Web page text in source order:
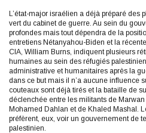
L’état-major israélien a déjà préparé des
vert du cabinet de guerre. Au sein du
profondes mais tout dépendra de la
entretiens Nétanyahou-Biden et la
CIA, William Burns, indiquent plusieurs
humaines au sein des réfugiés
administrative et humanitaires après la
dans ce but mais il n’a aucune influence
couteaux sont déjà tirés et la bataille de
déclenchée entre les militants de
Mohamed Dahlan et de Khaled Mashal.
préfèrent, eux, voir un gouvernement de
palestinien.